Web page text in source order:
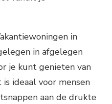
in
in afgelegen
je kunt genieten van
ideaal voor mensen
aan de drukte